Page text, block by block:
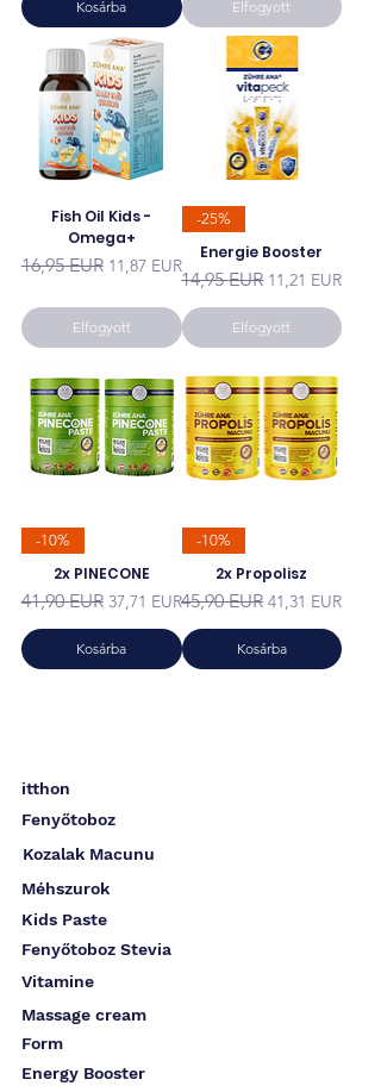
Kosárba Elfogyott
Fish Oil Kids -
Omega+
Szokásos ár
16,95 EUR Akciós ár
11,87 EUR
Elfogyott
-25%
Energie Booster
Szokásos ár
14,95 EUR Akciós ár
11,21 EUR
Elfogyott
-10%
2x PINECONE
Szokásos ár
41,90 EUR Akciós ár
37,71 EUR
Kosárba
-10%
2x Propolisz
Szokásos ár
45,90 EUR Akciós ár
41,31 EUR
Kosárba
itthon
Fenyőtoboz
Kozalak Macunu
Méhszurok
Kids Paste
Fenyőtoboz Stevia
Vitamine
Massage cream
Form
Energy Booster